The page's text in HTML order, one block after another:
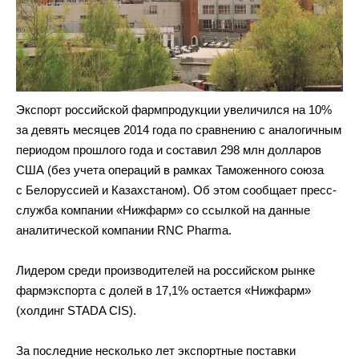
Экспорт российской фармпродукции увеличился на 10%
за девять месяцев 2014 года по сравнению с аналогичным
периодом прошлого года и составил 298 млн долларов
США (без учета операций в рамках Таможенного союза
с Белоруссией и Казахстаном). Об этом сообщает пресс-
служба компании «Нижфарм» со ссылкой на данные
аналитической компании RNC Pharma.
Лидером среди производителей на российском рынке
фармэкспорта с долей в 17,1% остается «Нижфарм»
(холдинг STADA CIS).
За последние несколько лет экспортные поставки